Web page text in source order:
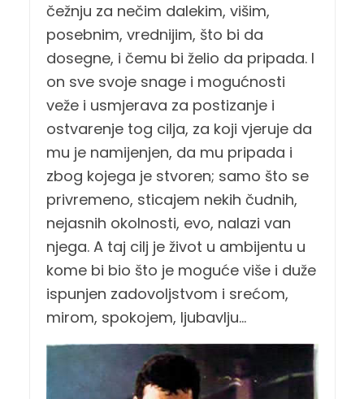
čežnju za nečim dalekim, višim,
posebnim, vrednijim, što bi da
dosegne, i čemu bi želio da pripada. I
on sve svoje snage i mogućnosti
veže i usmjerava za postizanje i
ostvarenje tog cilja, za koji vjeruje da
mu je namijenjen, da mu pripada i
zbog kojega je stvoren; samo što se
privremeno, sticajem nekih čudnih,
nejasnih okolnosti, evo, nalazi van
njega. A taj cilj je život u ambijentu u
kome bi bio što je moguće više i duže
ispunjen zadovoljstvom i srećom,
mirom, spokojem, ljubavlju…